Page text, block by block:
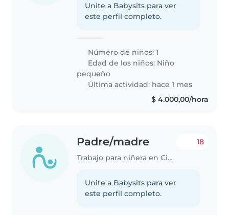
Unite a Babysits para ver
este perfil completo.
Número de niños: 1
Edad de los niños: Niño
pequeño
Última actividad: hace 1 mes
$ 4.000,00/hora
Padre/madre
Trabajo para niñera en Ciudad de Salta
18
Unite a Babysits para ver
este perfil completo.